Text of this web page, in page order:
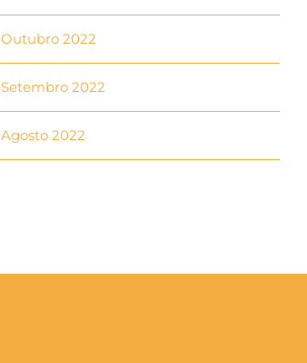
Outubro 2022
Setembro 2022
Agosto 2022